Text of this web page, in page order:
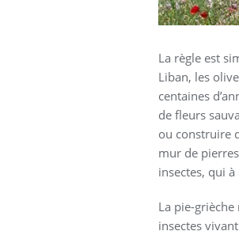
La règle est
Liban, les
centaines
de fleurs
ou construire
mur de
insectes, qui
La pie-grièche
insectes